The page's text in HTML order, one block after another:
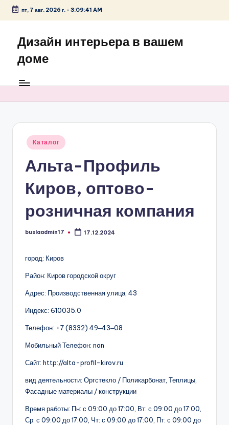
Перейти
содержимому
пт, 7 авг. 2026 г.- 3:09:41 AM
Дизайн интерьера в вашем
доме
Опубликовано
Каталог
Альта-Профиль
Киров, оптово-
розничная компания
Запись
buslaadmin17 17.12.2024
город: Киров
Район: Киров городской округ
Адрес: Производственная улица, 43
Индекс: 610035.0
Телефон: +7 (8332) 49‒43‒08
Мобильный Телефон: nan
Сайт: http://alta-profil-kirov.ru
вид деятельности: Оргстекло / Поликарбонат, Теплицы,
Фасадные материалы / конструкции
Время работы: Пн: с 09:00 до 17:00, Вт: с 09:00 до 17:00,
Ср: с 09:00 до 17:00, Чт: с 09:00 до 17:00, Пт: с 09:00 до